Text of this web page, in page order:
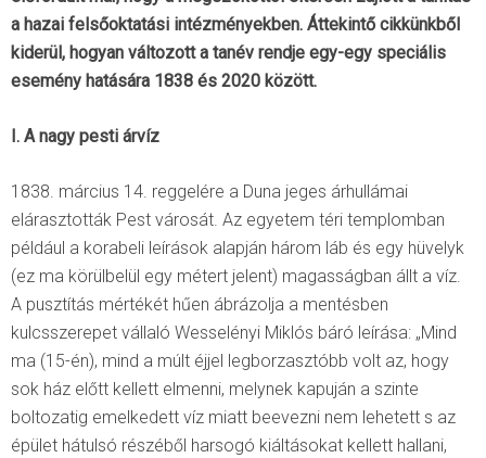
a hazai felsőoktatási intézményekben. Áttekintő cikkünkből
kiderül, hogyan változott a tanév rendje egy-egy speciális
esemény hatására 1838 és 2020 között.
I. A nagy pesti árvíz
1838. március 14. reggelére a Duna jeges árhullámai
elárasztották Pest városát. Az egyetem téri templomban
például a korabeli leírások alapján három láb és egy hüvelyk
(ez ma körülbelül egy métert jelent) magasságban állt a víz.
A pusztítás mértékét hűen ábrázolja a mentésben
kulcsszerepet vállaló Wesselényi Miklós báró leírása: „Mind
ma (15-én), mind a múlt éjjel legborzasztóbb volt az, hogy
sok ház előtt kellett elmenni, melynek kapuján a szinte
boltozatig emelkedett víz miatt beevezni nem lehetett s az
épület hátulsó részéből harsogó kiáltásokat kellett hallani,